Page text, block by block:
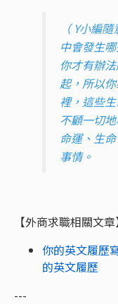
（ Y小編
中會發生
你才有辦
起，所以
裡，這些
不顧一切
命運、生
事情。
【外商求職相關文章
你的英文履歷
的英文履歷
---